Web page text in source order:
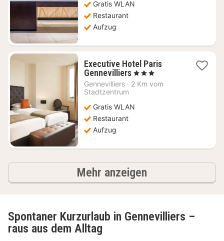
€
Gratis WLAN
Restaurant
Aufzug
Executive Hotel Paris
Gennevilliers1
Nacht
€
, 3 Sterne
Gennevilliers · 2 Km vom
Stadtzentrum
Gratis WLAN
Restaurant
Aufzug
Mehr anzeigen
Spontaner Kurzurlaub in Gennevilliers –
raus aus dem Alltag